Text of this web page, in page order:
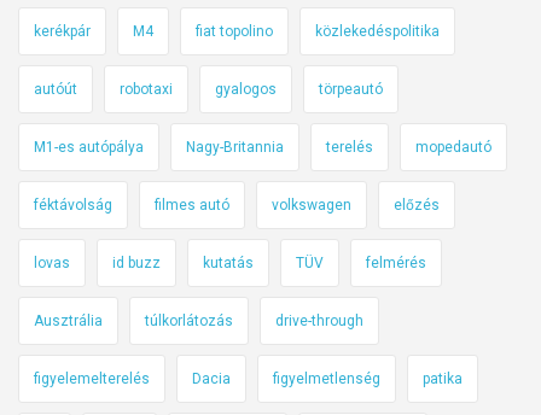
kerékpár M4 fiat topolino közlekedéspolitika
autóút robotaxi gyalogos törpeautó
M1-es autópálya Nagy-Britannia terelés mopedautó
féktávolság filmes autó volkswagen előzés
lovas id buzz kutatás TÜV felmérés
Ausztrália túlkorlátozás drive-through
figyelemelterelés Dacia figyelmetlenség patika